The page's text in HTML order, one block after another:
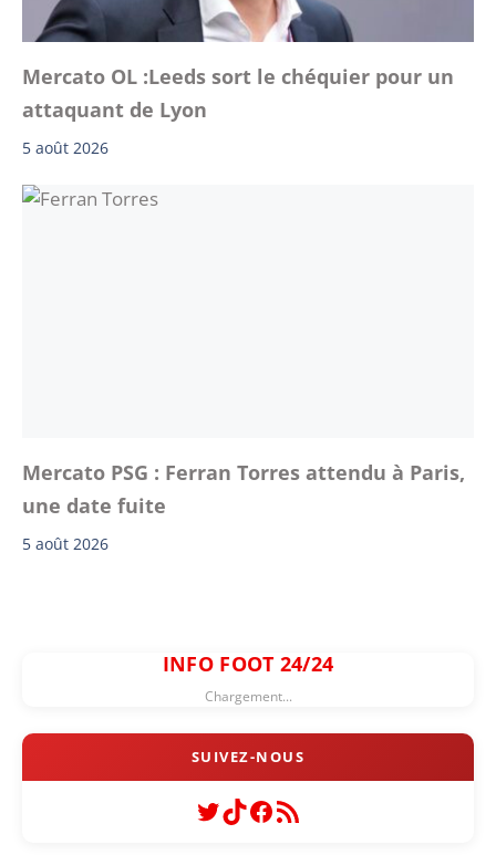
Mercato OL :Leeds sort le chéquier pour un
attaquant de Lyon
5 août 2026
Mercato PSG : Ferran Torres attendu à Paris,
une date fuite
5 août 2026
INFO FOOT 24/24
Chargement...
Twitter
TikTok
Facebook
Flux RSS